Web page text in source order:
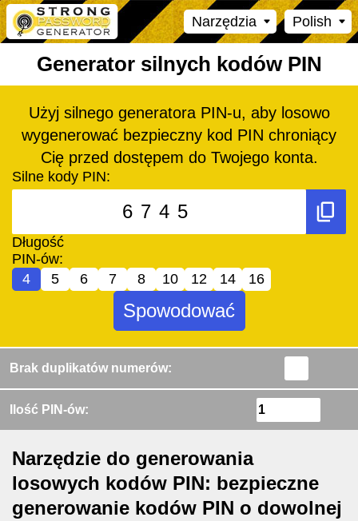
Narzędzia Polish
Generator silnych kodów PIN
Użyj silnego generatora PIN-u, aby losowo
wygenerować bezpieczny kod PIN chroniący
Cię przed dostępem do Twojego konta.
Silne kody PIN:
Długość
PIN-ów:
4
5 6 7 8 10 12 14 16
Spowodować
Brak duplikatów numerów:
Ilość PIN-ów:
Narzędzie do generowania
losowych kodów PIN: bezpieczne
generowanie kodów PIN o dowolnej